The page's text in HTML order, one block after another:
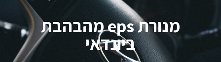
מנורת eps מהבהבת
ביונדאי